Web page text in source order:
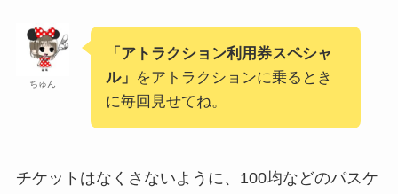
ちゅん
「アトラクション利用券スペシャ
ル」 をアトラクションに乗るとき
に毎回見せてね。
チケットはなくさないように、100均などのパスケ